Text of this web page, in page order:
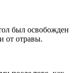
был освобожден
от отравы.